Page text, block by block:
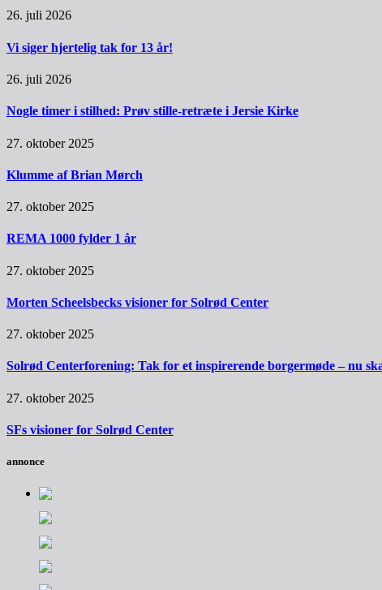
26. juli 2026
Vi siger hjertelig tak for 13 år!
26. juli 2026
Nogle timer i stilhed: Prøv stille-retræte i Jersie Kirke
27. oktober 2025
Klumme af Brian Mørch
27. oktober 2025
REMA 1000 fylder 1 år
27. oktober 2025
Morten Scheelsbecks visioner for Solrød Center
27. oktober 2025
Solrød Centerforening: Tak for et inspirerende borgermøde – nu
27. oktober 2025
SFs visioner for Solrød Center
annonce